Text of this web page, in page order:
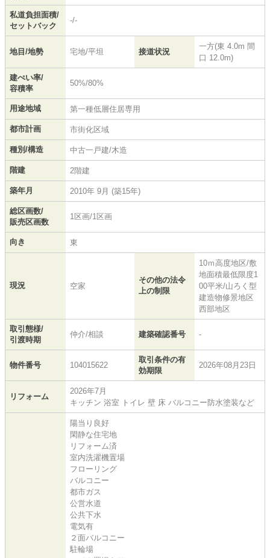
私道負担面積/
セットバック
-/-
地目/地勢 宅地/平坦 接道状況
一方(東 4.0m 間
口 12.0m)
建ぺい率/
容積率
50%/80%
用途地域 第一種低層住居専用
都市計画 市街化区域
種別/構造 中古一戸建/木造
階建 2階建
築年月 2010年 9月 (築15年)
総区画数/
販売区画数
1区画/1区画
向き 東
現況 空家
その他の法令
上の制限
10ｍ高度地区/敷
地面積最低限度1
00平米/山ろく型
建造物修景地区
西部地区
取引態様/
引渡時期
仲介/相談 建築確認番号 -
物件番号 104015622
取引条件の有
効期限
2026年08月23日
リフォーム
2026年7月
キッチン 浴室 トイレ 壁 床 バルコニー防水塗装など
陽当り良好
閑静な住宅地
リフォーム済
室内洗濯機置場
フローリング
バルコニー
都市ガス
公営水道
公共下水
電気有
２面バルコニー
駐輪場